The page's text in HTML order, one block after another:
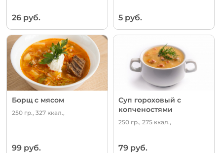
26 руб. 5 руб.
Борщ с мясом
250 гр., 327 ккал.,
99 руб.
Суп гороховый с
копченостями
250 гр., 275 ккал.,
79 руб.